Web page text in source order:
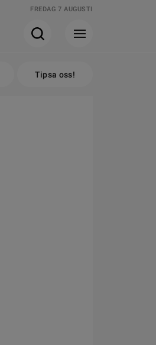
FREDAG 7 AUGUSTI
Tipsa oss!